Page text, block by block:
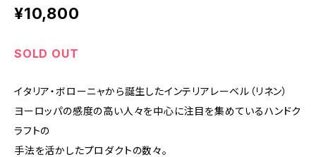
¥10,800
SOLD OUT
イタリア・ボローニャから誕生したインテリアレーベル（リネン）
ヨーロッパの感度の高い人々を中心に注目を集めているハンドク
ラフトの
手法を活かしたプロダクトの数々。